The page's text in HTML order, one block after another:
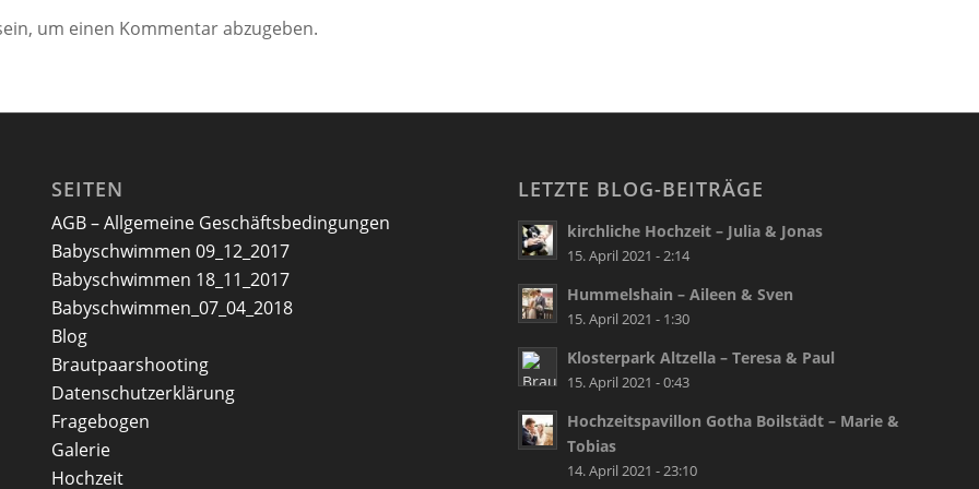
um einen Kommentar abzugeben.
SEITEN
AGB – Allgemeine Geschäftsbedingungen
Babyschwimmen 09_12_2017
Babyschwimmen 18_11_2017
Babyschwimmen_07_04_2018
Blog
Brautpaarshooting
Datenschutzerklärung
Fragebogen
Galerie
Hochzeit
LETZTE BLOG-BEITRÄGE
kirchliche Hochzeit – Julia & Jonas
15. April 2021 - 2:14
Hummelshain – Aileen & Sven
15. April 2021 - 1:30
Klosterpark Altzella – Teresa & Paul
15. April 2021 - 0:43
Hochzeitspavillon Gotha Boilstädt – Marie &
Tobias
14. April 2021 - 23:10